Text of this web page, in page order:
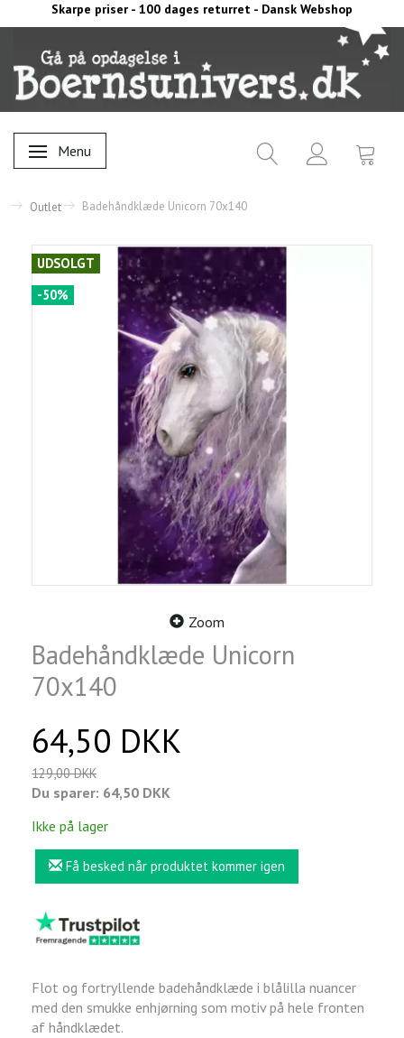
Skarpe priser - 100 dages returret - Dansk Webshop
Skifte navigation
Menu
Outlet Badehåndklæde Unicorn 70x140
UDSOLGT
-50%
Zoom
Badehåndklæde Unicorn
70x140
64,50 DKK
129,00 DKK
Du sparer: 64,50 DKK
Ikke på lager
Få besked når produktet kommer igen
Flot og fortryllende badehåndklæde i blålilla nuancer
med den smukke enhjørning som motiv på hele fronten
af håndklædet.